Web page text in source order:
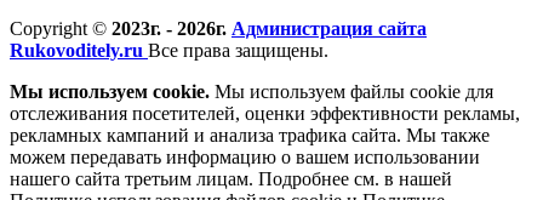
Copyright © 2023г. - 2026г. Администрация сайта
Rukovoditely.ru Все права защищены.
Мы используем cookie. Мы используем файлы cookie для
отслеживания посетителей, оценки эффективности рекламы,
рекламных кампаний и анализа трафика сайта. Мы также
можем передавать информацию о вашем использовании
нашего сайта третьим лицам. Подробнее см. в нашей